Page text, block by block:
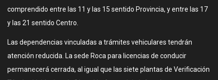
comprendido entre las 11 y las 15 sentido Provincia, y entre las 17
y las 21 sentido Centro.
Las dependencias vinculadas a trámites vehiculares tendrán
atención reducida. La sede Roca para licencias de conducir
permanecerá cerrada, al igual que las siete plantas de Verificación